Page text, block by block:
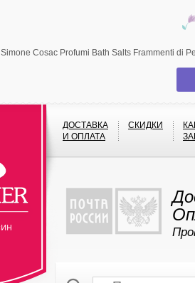
Simone Cosac Profumi Bath Salts Frammenti di
ДОСТАВКА
И ОПЛАТА
СКИДКИ